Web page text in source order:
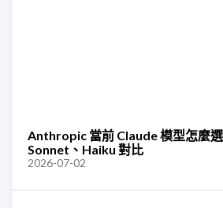
Anthropic 當前 Claude 模型怎麼
Sonnet、Haiku 對比
2026-07-02